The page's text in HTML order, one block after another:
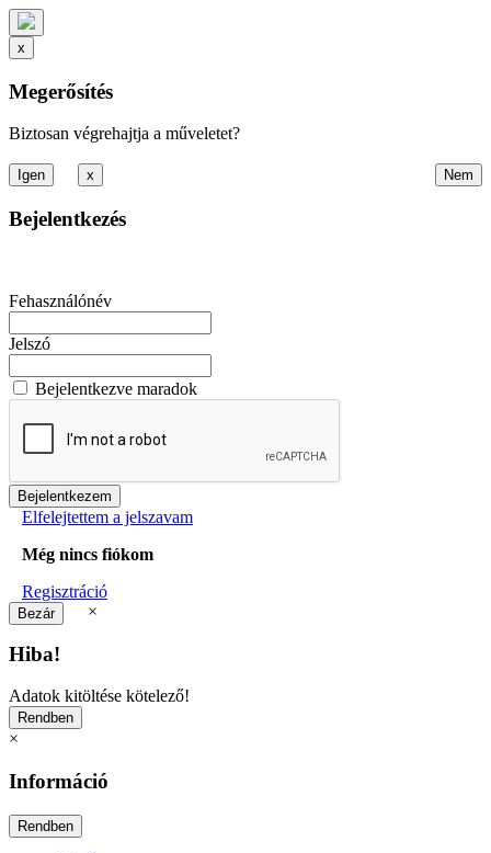
x
Megerősítés
Biztosan végrehajtja a műveletet?
x
Bejelentkezés
Fehasználónév
Jelszó
Bejelentkezve maradok
Elfelejtettem a jelszavam
Még nincs fiókom
Regisztráció
×
Hiba!
Adatok kitöltése kötelező!
×
Információ